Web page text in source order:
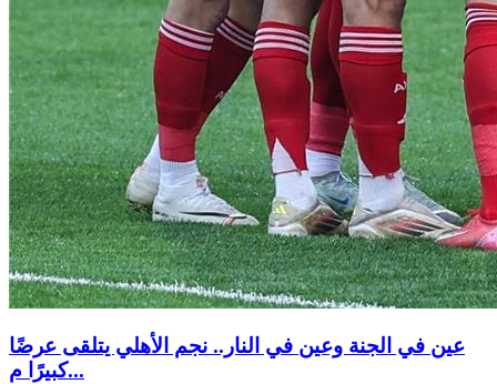
عين في الجنة وعين في النار.. نجم الأهلي يتلقى عرضًا
كبيرًا م...